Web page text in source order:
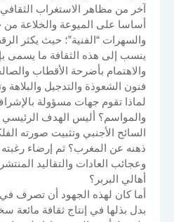
آخر من مظاهر الاستغراب الثقافي
أساسا على الميوعة والخلاعة من
والسهرات “الفنية”؛ حيث يكثر
ينسب إلى هذه الثقافة ما يسمى
والاهتمام بأضرحة الأقطاب
فنون الشعوذة والتدجيل والبلاهة
لماذا تقوم جهات مسؤولة
والمواسم؟ أليس الهدف
السائح الأجنبي وتثبيت صورته
ذهنه عن المغرب؟ ثم إرضاء رغبته
وعجائب العادات والتقاليد
أهالي البربر؟
أما كان لهذه الجهود أن تصرف في
بدل بذلها في إنتاج ثقافة مائعة